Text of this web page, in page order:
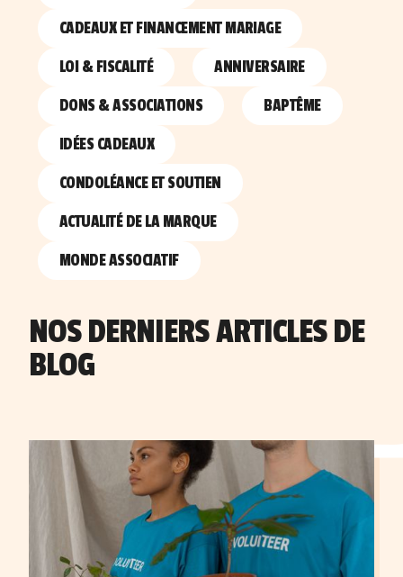
CADEAUX ET FINANCEMENT MARIAGE
LOI & FISCALITÉ ANNIVERSAIRE
DONS & ASSOCIATIONS BAPTÊME
IDÉES CADEAUX
CONDOLÉANCE ET SOUTIEN
ACTUALITÉ DE LA MARQUE
MONDE ASSOCIATIF
NOS DERNIERS ARTICLES DE
BLOG